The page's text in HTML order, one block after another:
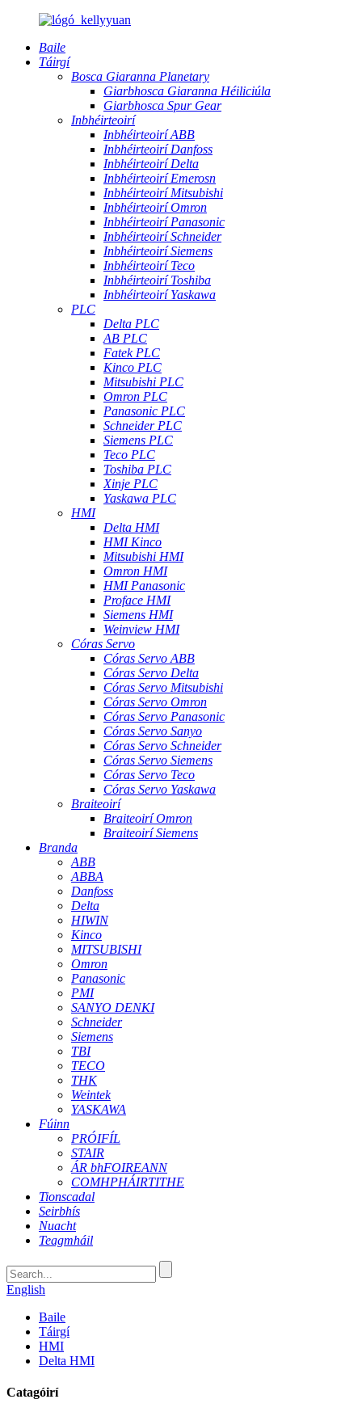
Baile
Táirgí
Bosca Giaranna Planetary
Giarbhosca Giaranna Héiliciúla
Giarbhosca Spur Gear
Inbhéirteoirí
Inbhéirteoirí ABB
Inbhéirteoirí Danfoss
Inbhéirteoirí Delta
Inbhéirteoirí Emerosn
Inbhéirteoirí Mitsubishi
Inbhéirteoirí Omron
Inbhéirteoirí Panasonic
Inbhéirteoirí Schneider
Inbhéirteoirí Siemens
Inbhéirteoirí Teco
Inbhéirteoirí Toshiba
Inbhéirteoirí Yaskawa
PLC
Delta PLC
AB PLC
Fatek PLC
Kinco PLC
Mitsubishi PLC
Omron PLC
Panasonic PLC
Schneider PLC
Siemens PLC
Teco PLC
Toshiba PLC
Xinje PLC
Yaskawa PLC
HMI
Delta HMI
HMI Kinco
Mitsubishi HMI
Omron HMI
HMI Panasonic
Proface HMI
Siemens HMI
Weinview HMI
Córas Servo
Córas Servo ABB
Córas Servo Delta
Córas Servo Mitsubishi
Córas Servo Omron
Córas Servo Panasonic
Córas Servo Sanyo
Córas Servo Schneider
Córas Servo Siemens
Córas Servo Teco
Córas Servo Yaskawa
Braiteoirí
Braiteoirí Omron
Braiteoirí Siemens
Branda
ABB
ABBA
Danfoss
Delta
HIWIN
Kinco
MITSUBISHI
Omron
Panasonic
PMI
SANYO DENKI
Schneider
Siemens
TBI
TECO
THK
Weintek
YASKAWA
Fúinn
PRÓIFÍL
STAIR
ÁR bhFOIREANN
COMHPHÁIRTITHE
Tionscadal
Seirbhís
Nuacht
Teagmháil
English
Baile
Táirgí
HMI
Delta HMI
Catagóirí